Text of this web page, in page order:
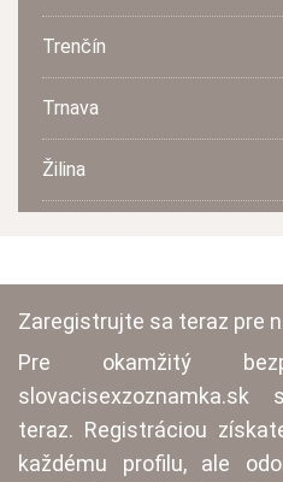
Trenčín
Trnava
Žilina
Zaregistrujte sa teraz pre
Pre okamžitý
teraz. Registráciou
každému profilu, ale